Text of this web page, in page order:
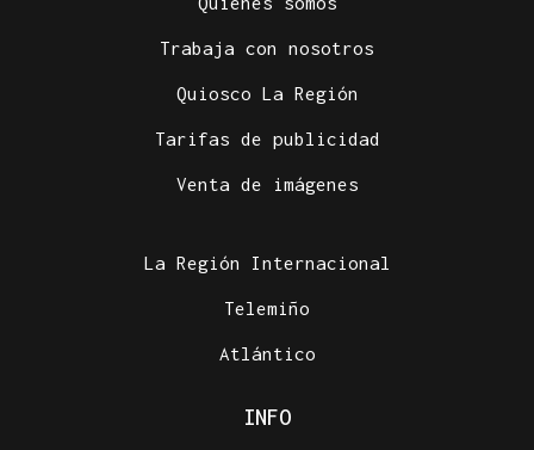
Trabaja con nosotros
Quiosco La Región
Tarifas de publicidad
Venta de imágenes
La Región Internacional
Telemiño
Atlántico
INFO